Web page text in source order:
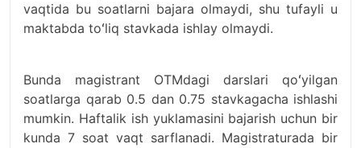
vaqtida bu soatlarni bajara olmaydi, shu tufayli u
maktabda toʻliq stavkada ishlay olmaydi.
Bunda magistrant OTMdagi darslari qoʻyilgan
soatlarga qarab 0.5 dan 0.75 stavkagacha ishlashi
mumkin. Haftalik ish yuklamasini bajarish uchun bir
kunda 7 soat vaqt sarflanadi. Magistraturada bir